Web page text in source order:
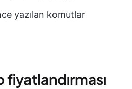
yazılan komutlar